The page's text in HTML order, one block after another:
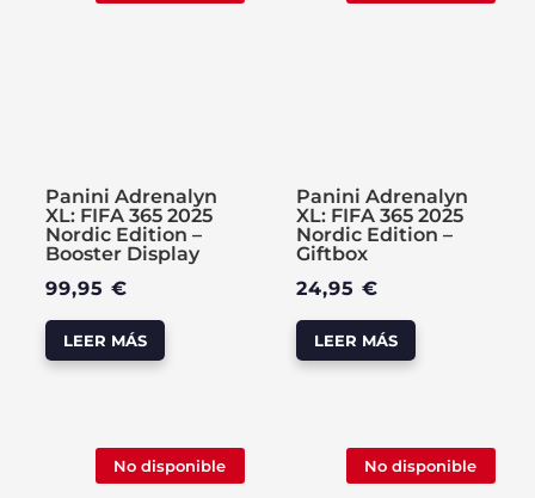
Panini Adrenalyn
XL: FIFA 365 2025
Nordic Edition –
Booster Display
99,95€
LEER MÁS
Panini Adrenalyn
XL: FIFA 365 2025
Nordic Edition –
Giftbox
24,95€
LEER MÁS
No disponible No disponible